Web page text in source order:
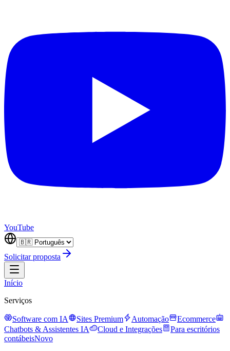
YouTube
Solicitar proposta
Início
Serviços
Software com IA Sites Premium Automação
Ecommerce
Chatbots & Assistentes IA
Cloud e Integrações
Para escritórios
contábeisNovo